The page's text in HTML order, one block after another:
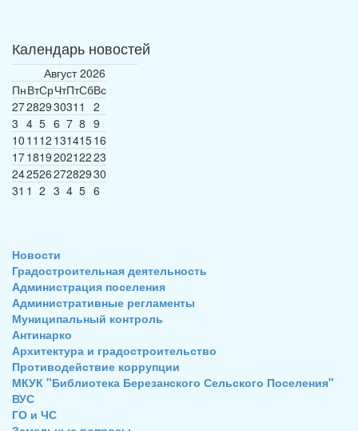
Календарь новостей
Август 2026
ПнВтСрЧтПтСбВс
2728293031 1
2
3 4 5 6 7 8 9
10 11 12 13141516
17181920212223
24252627282930
31 1 2 3 4 5 6
Новости
Градостроительная деятельность
Администрация поселения
Административные регламенты
Муниципальный контроль
Антинарко
Архитектура и градостроительство
Противодействие коррупции
МКУК "Библиотека Березанского Сельского Поселения"
ВУС
ГО и ЧС